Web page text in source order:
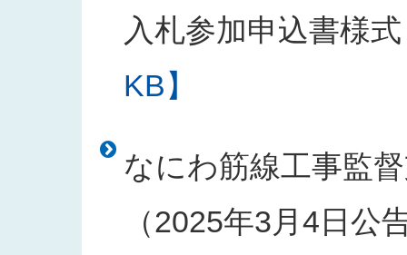
入札参加申込書様式
KB】
なにわ筋線工事監
（2025年3月4日公